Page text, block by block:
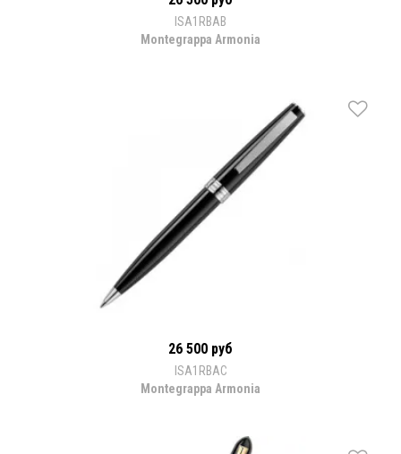
ISA1RBAB
Montegrappa Armonia
26 500 руб
ISA1RBAC
Montegrappa Armonia